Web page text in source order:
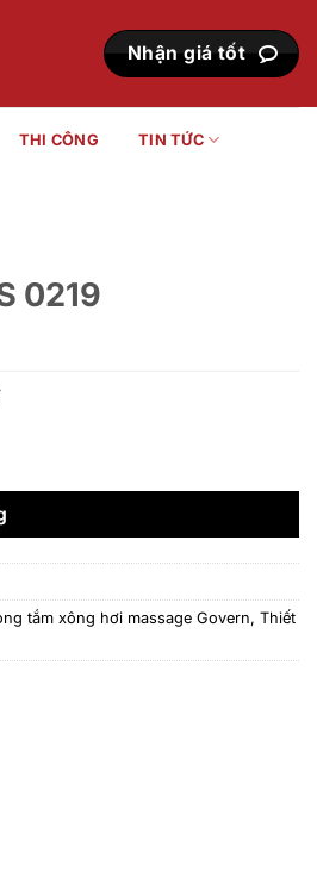
Nhận giá tốt
THI CÔNG TIN TỨC
0219
Giá
là:
87.076.000 ₫.
tắm xông hơi massage Govern, Thiết